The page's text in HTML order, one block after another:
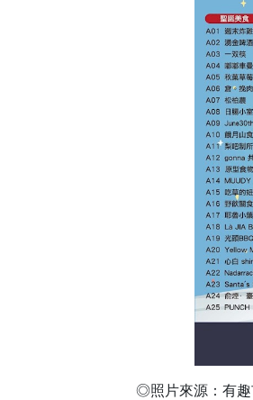
◎照片來源：有趣